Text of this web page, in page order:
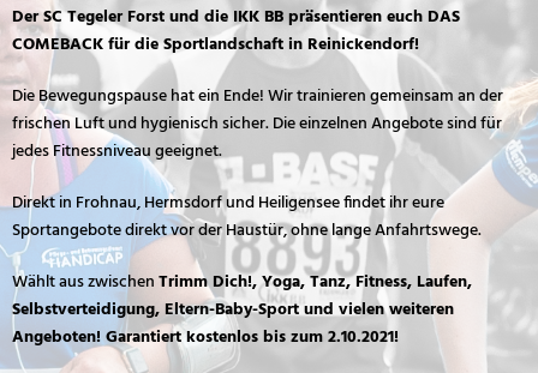
Der SC Tegeler Forst und die IKK BB präsentieren euch DAS
COMEBACK für die Sportlandschaft in Reinickendorf!
Die Bewegungspause hat ein Ende! Wir trainieren gemeinsam an der
frischen Luft und hygienisch sicher. Die einzelnen Angebote sind für
jedes Fitnessniveau geeignet.
Direkt in Frohnau, Hermsdorf und Heiligensee findet ihr eure
Sportangebote direkt vor der Haustür, ohne lange Anfahrtswege.
Wählt aus zwischenTrimm Dich!, Yoga, Tanz, Fitness, Laufen,
Selbstverteidigung, Eltern-Baby-Sport und vielen weiteren
Angeboten! Garantiert kostenlos bis zum 2.10.2021!